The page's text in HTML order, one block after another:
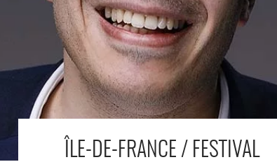
ÎLE-DE-FRANCE / FESTIVAL